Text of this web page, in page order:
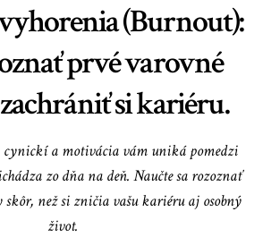
(Burnout):
prvé varovné
si kariéru.
cynickí a motivácia vám uniká pomedzi
zo dňa na deň. Naučte sa rozoznať
skôr, než si zničia vašu kariéru aj osobný
život.